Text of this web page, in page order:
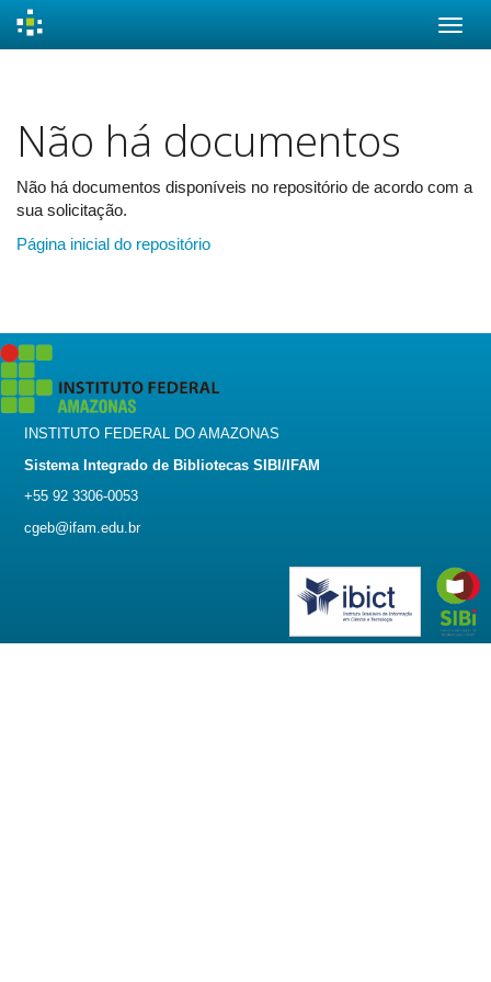
Não há documentos
Não há documentos disponíveis no repositório de acordo com a
sua solicitação.
Página inicial do repositório
INSTITUTO FEDERAL DO AMAZONAS
Sistema Integrado de Bibliotecas SIBI/IFAM
+55 92 3306-0053
cgeb@ifam.edu.br